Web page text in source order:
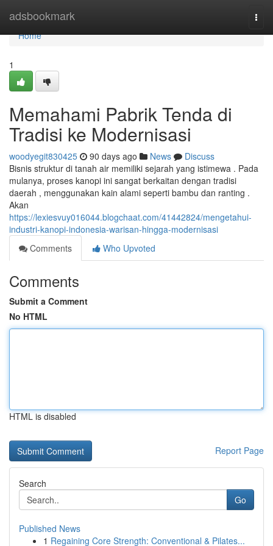
adsbookmark
Home
Home
1
Memahami Pabrik Tenda di
Tradisi ke Modernisasi
woodyegit830425 90 days ago News
Discuss
Bisnis struktur di tanah air memiliki sejarah yang istimewa . Pada
mulanya, proses kanopi ini sangat berkaitan dengan tradisi
daerah , menggunakan kain alami seperti bambu dan ranting .
Akan
https://lexiesvuy016044.blogchaat.com/41442824/mengetahui-
industri-kanopi-indonesia-warisan-hingga-modernisasi
Comments
Who Upvoted
Comments
Submit a Comment
No HTML
HTML is disabled
Report Page
Search
Go
Published News
1 Regaining Core Strength: Conventional & Pilates...